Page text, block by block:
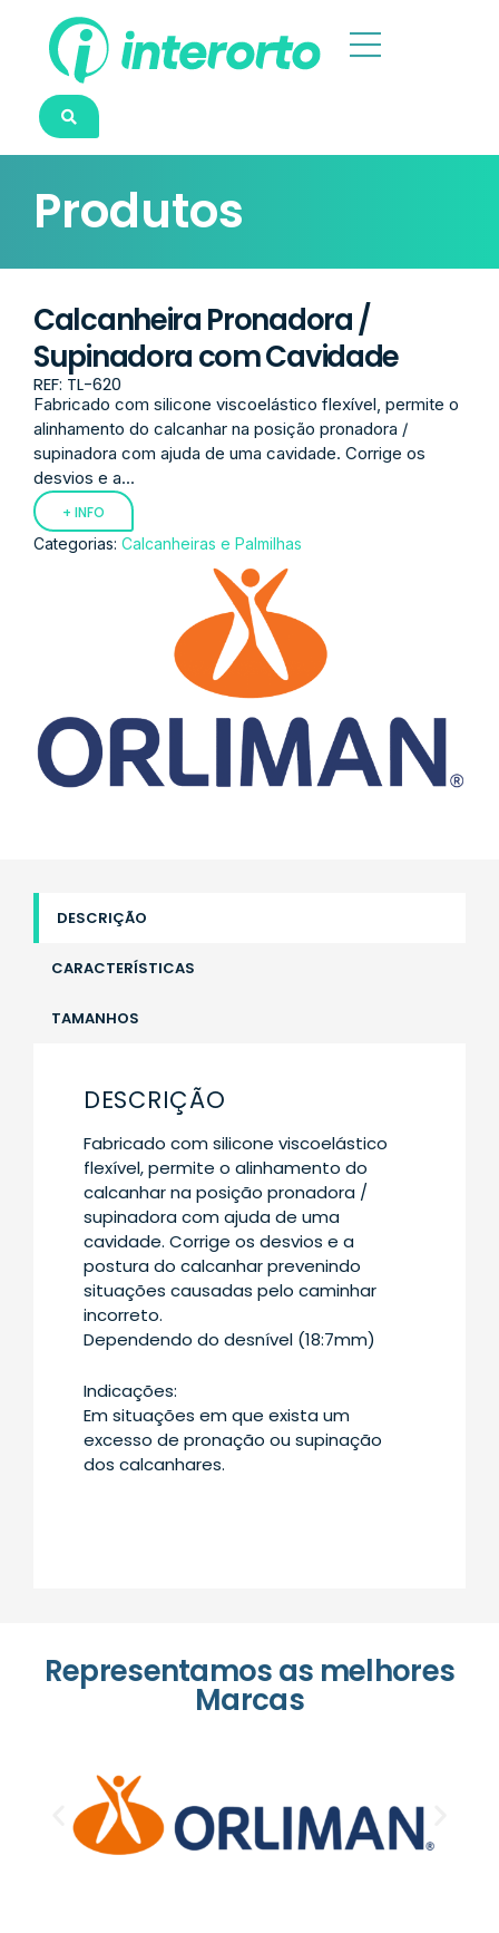
Produtos
Calcanheira Pronadora /
Supinadora com Cavidade
REF: TL-620
Fabricado com silicone viscoelástico flexível, permite o
alinhamento do calcanhar na posição pronadora /
supinadora com ajuda de uma cavidade. Corrige os
desvios e a...
+ INFO
Categorias: Calcanheiras e Palmilhas
DESCRIÇÃO
CARACTERÍSTICAS
TAMANHOS
DESCRIÇÃO
Fabricado com silicone viscoelástico
flexível, permite o alinhamento do
calcanhar na posição pronadora /
supinadora com ajuda de uma
cavidade. Corrige os desvios e a
postura do calcanhar prevenindo
situações causadas pelo caminhar
incorreto.
Dependendo do desnível (18:7mm)
Indicações:
Em situações em que exista um
excesso de pronação ou supinação
dos calcanhares.
Representamos as melhores
Marcas